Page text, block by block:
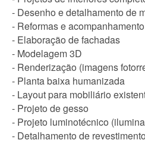
- Desenho e detalhamento de
- Reformas e
- Elaboração de fachadas
- Modelagem 3D
- Renderização (imagens
- Planta baixa humanizada
- Layout para mobiliário
- Projeto de gesso
- Projeto luminotécnico
- Detalhamento de